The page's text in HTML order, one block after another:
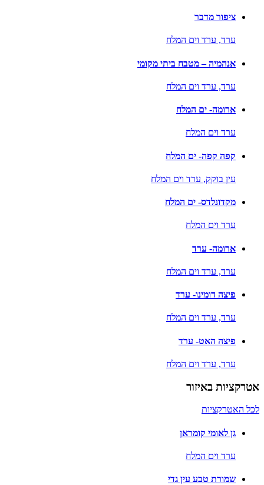
ציפור מדבר
ערד, ערד וים המלח
אנהמיה – מטבח ביתי מקומי
ערד, ערד וים המלח
ארומה- ים המלח
ערד וים המלח
קפה קפה- ים המלח
עין בוקק, ערד וים המלח
מקדונלדס- ים המלח
ערד וים המלח
ארומה- ערד
ערד, ערד וים המלח
פיצה דומינו- ערד
ערד, ערד וים המלח
פיצה האט- ערד
ערד, ערד וים המלח
אטרקציות באיזור
לכל האטרקציות
גן לאומי קומראן
ערד וים המלח
שמורת טבע עין גדי